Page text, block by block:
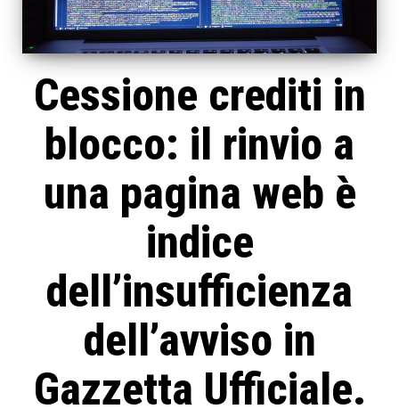
Cessione crediti in
blocco: il rinvio a
una pagina web è
indice
dell’insufficienza
dell’avviso in
Gazzetta Ufficiale.